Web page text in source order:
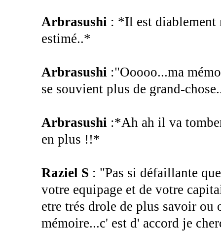
Arbrasushi : *Il est diablement
estimé..*
Arbrasushi :"Ooooo...ma
se souvient plus de grand-
Arbrasushi :*Ah ah il va
en plus !!*
Raziel S : "Pas si défaillante
votre equipage et de votre
etre trés drole de plus savoir ou
mémoire...c' est d' accord je